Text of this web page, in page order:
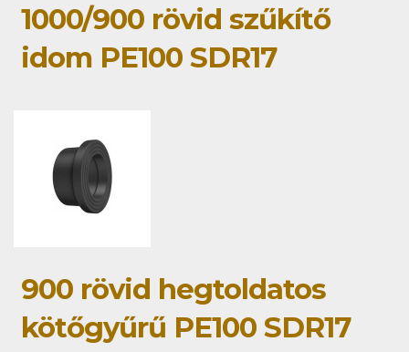
1000/900 rövid szűkítő
idom PE100 SDR17
900 rövid hegtoldatos
kötőgyűrű PE100 SDR17